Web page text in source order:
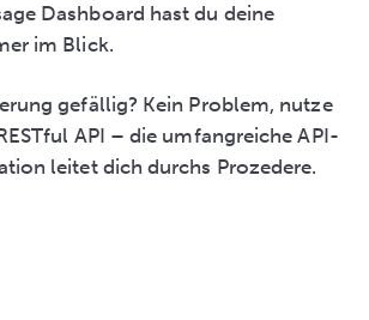
Dashboard hast du deine
im Blick.
gefällig? Kein Problem, nutze
API – die umfangreiche API-
leitet dich durchs Prozedere.